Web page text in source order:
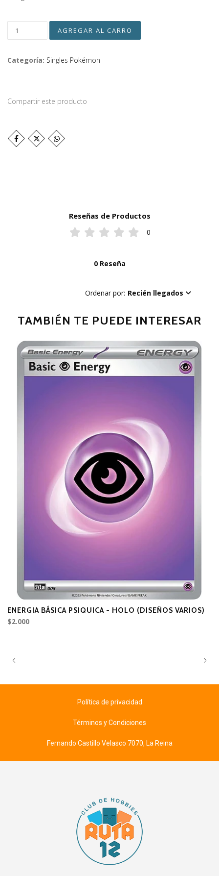
Categoría: Singles Pokémon
Compartir este producto
Reseñas de Productos
0
0 Reseña
Ordenar por: Recién llegados
TAMBIÉN TE PUEDE INTERESAR
ENERGIA BÁSICA PSIQUICA - HOLO (DISEÑOS VARIOS)
$2.000
Política de privacidad
Términos y Condiciones
Fernando Castillo Velasco 7070, La Reina